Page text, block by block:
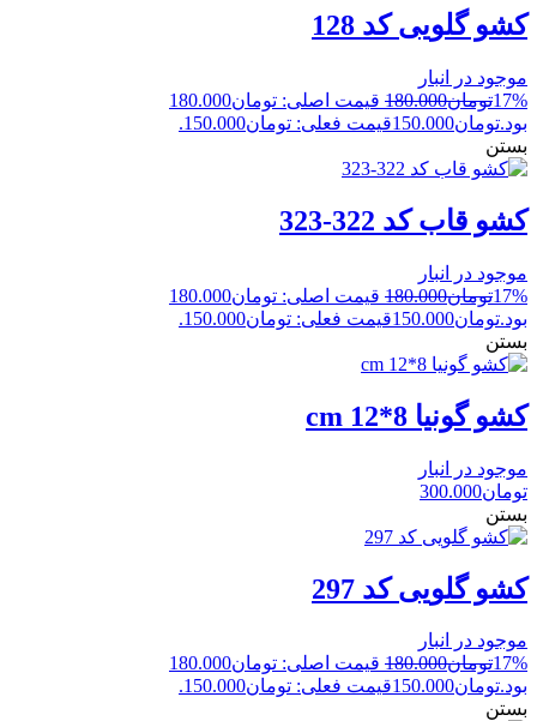
کشو گلویی کد 128
موجود در انبار
17%تومان180.000
قیمت اصلی: تومان180.000
بود.تومان150.000قیمت فعلی: تومان150.000.
بستن
کشو قاب کد 322-323
موجود در انبار
17%تومان180.000
قیمت اصلی: تومان180.000
بود.تومان150.000قیمت فعلی: تومان150.000.
بستن
کشو گونیا 8*12 cm
موجود در انبار
تومان300.000
بستن
کشو گلویی کد 297
موجود در انبار
17%تومان180.000
قیمت اصلی: تومان180.000
بود.تومان150.000قیمت فعلی: تومان150.000.
بستن